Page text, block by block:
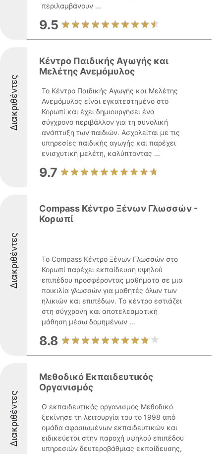
περιλαμβάνουν ...
9.5
Διακριθέντες
Κέντρο Παιδικής Αγωγής και
Μελέτης Ανεμόμυλος
Το Κέντρο Παιδικής Αγωγής και Μελέτης
Ανεμόμυλος είναι εγκατεστημένο στο
Κορωπί και έχει δημιουργήσει ένα
σύγχρονο περιβάλλον για τη συνολική
ανάπτυξη των παιδιών. Ασχολείται με τις
υπηρεσίες παιδικής αγωγής και παρέχει
ενισχυτική μελέτη, καλύπτοντας ...
9.7
Διακριθέντες
Compass Κέντρο Ξένων Γλωσσών -
Κορωπί
Το Compass Κέντρο Ξένων Γλωσσών στο
Κορωπί παρέχει εκπαίδευση υψηλού
επιπέδου προσφέροντας μαθήματα σε μια
ποικιλία γλωσσών για μαθητές όλων των
ηλικιών και επιπέδων. Το κέντρο εστιάζει
στη σύγχρονη και αποτελεσματική
μάθηση μέσω δομημένων ...
8.8
Διακριθέντες
Μεθοδικό Εκπαιδευτικός
Οργανισμός
Ο εκπαιδευτικός οργανισμός Μεθοδικό
ξεκίνησε τη λειτουργία του το 1998 από
ομάδα αφοσιωμένων εκπαιδευτικών και
ειδικεύεται στην παροχή υψηλού επιπέδου
υπηρεσιών δευτεροβάθμιας εκπαίδευσης,